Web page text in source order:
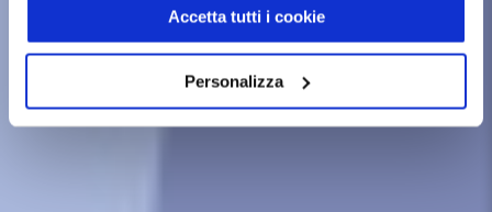
Chiudendo questo banner tramite apposita X in alto a
Accetta tutti i cookie
Personalizza